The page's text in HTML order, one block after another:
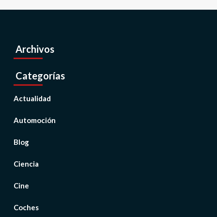
Archivos
Categorías
Actualidad
Automoción
Blog
Ciencia
Cine
Coches